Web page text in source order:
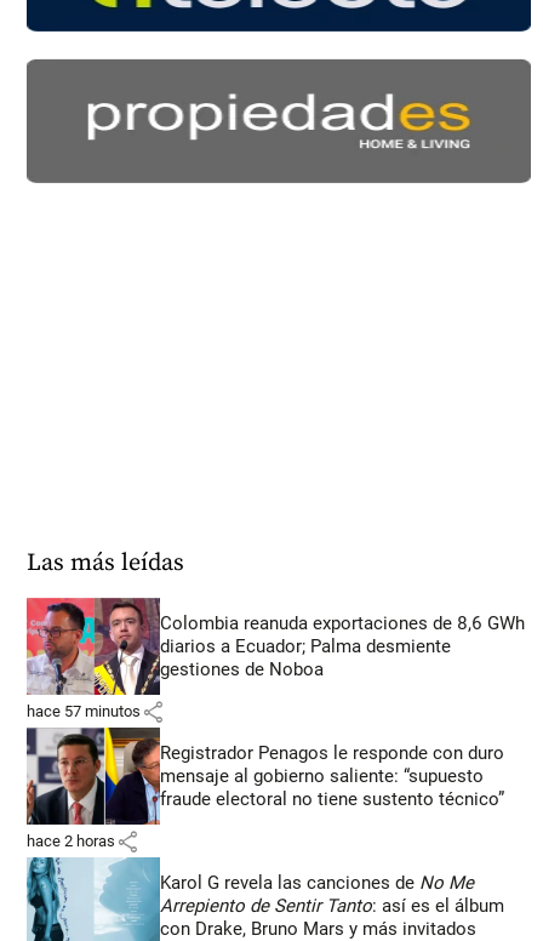
Las más leídas
Colombia reanuda exportaciones de 8,6 GWh
diarios a Ecuador; Palma desmiente
gestiones de Noboa
hace 57 minutos share
Registrador Penagos le responde con duro
mensaje al gobierno saliente: “supuesto
fraude electoral no tiene sustento técnico”
hace 2 horas share
Karol G revela las canciones de No Me
Arrepiento de Sentir Tanto: así es el álbum
con Drake, Bruno Mars y más invitados